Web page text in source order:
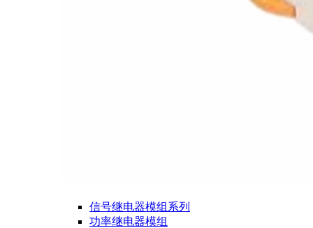
信号继电器模组系列
功率继电器模组